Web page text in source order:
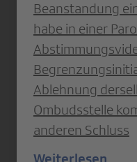
Beanstandung
habe in einer
Ablehnung
Ombudsstelle
anderen Schluss
Weiterlesen